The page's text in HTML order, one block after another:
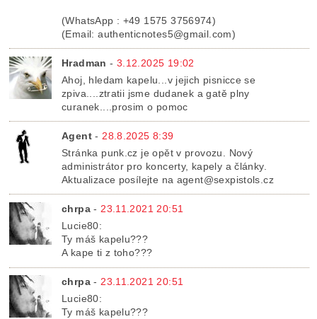
(WhatsApp : +49 1575 3756974)
(Email: authenticnotes5@gmail.com)
Hradman - 3.12.2025 19:02
Ahoj, hledam kapelu...v jejich pisnicce se
zpiva....ztratii jsme dudanek a gatě plny
curanek....prosim o pomoc
Agent - 28.8.2025 8:39
Stránka punk.cz je opět v provozu. Nový
administrátor pro koncerty, kapely a články.
Aktualizace posílejte na agent@sexpistols.cz
chrpa - 23.11.2021 20:51
Lucie80:
Ty máš kapelu???
A kape ti z toho???
chrpa - 23.11.2021 20:51
Lucie80:
Ty máš kapelu???